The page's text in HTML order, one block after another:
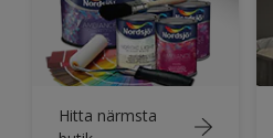
Hitta närmsta